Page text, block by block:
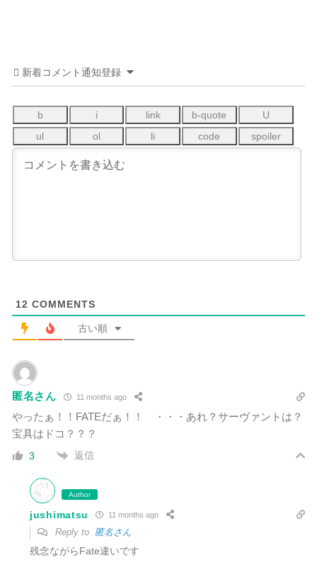
新着コメント通知登録
12 COMMENTS
古い順
匿名さん 11 months ago
やったぁ！！FATEだぁ！！ ・・・あれ？サーヴァントは？
宝具はドコ？？？
3 返信
Author
jushimatsu 11 months ago
Reply to 匿名さん
残念ながらFate違いです